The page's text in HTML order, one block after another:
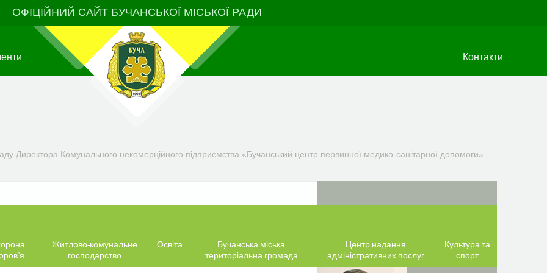
ОФІЦІЙНИЙ САЙТ БУЧАНСЬКОЇ МІСЬКОЇ РАДИ
Контакти
Директора Комунального некомерційного підприємства «Бучанський центр первинної медико-санітарної допомоги»
Житлово-комунальне
господарство
Освіта
Бучанська міська
територіальна громада
Центр надання
адміністративних послуг
Культура та
спорт